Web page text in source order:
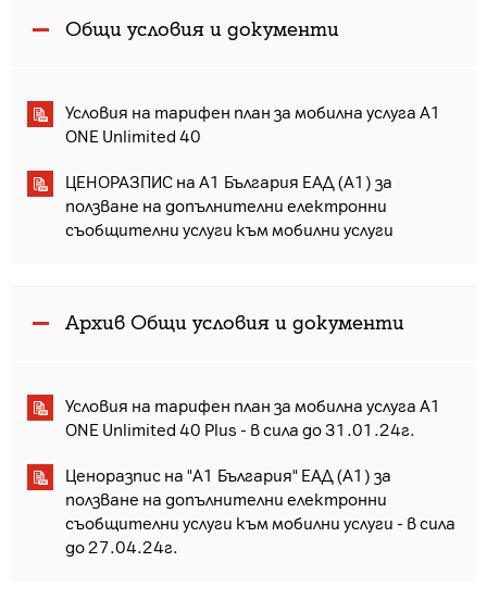
Общи условия и документи
Условия на тарифен план за мобилна услуга A1
ONE Unlimited 40
ЦЕНОРАЗПИС на А1 България ЕАД (А1) за
ползване на допълнителни електронни
съобщителни услуги към мобилни услуги
Архив Общи условия и документи
Условия на тарифен план за мобилна услуга A1
ONE Unlimited 40 Plus - в сила до 31.01.24г.
Ценоразпис на "А1 България" ЕАД (А1) за
ползване на допълнителни електронни
съобщителни услуги към мобилни услуги - в сила
до 27.04.24г.